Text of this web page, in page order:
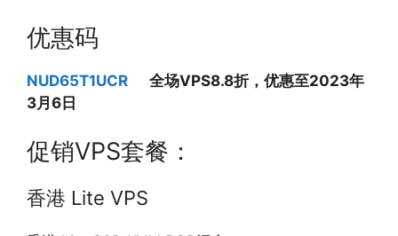
优惠码
NUD65T1UCR 全场VPS8.8折，优惠至2023年
3月6日
促销VPS套餐：
香港 Lite VPS